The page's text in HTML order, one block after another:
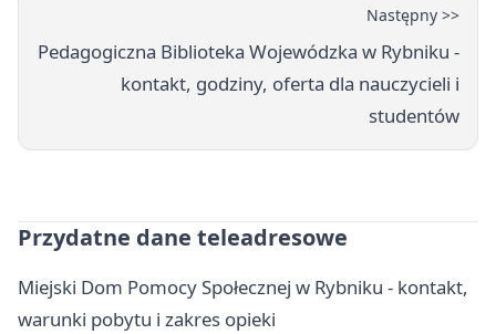
Następny >>
Pedagogiczna Biblioteka Wojewódzka w Rybniku -
kontakt, godziny, oferta dla nauczycieli i
studentów
Przydatne dane teleadresowe
Miejski Dom Pomocy Społecznej w Rybniku - kontakt,
warunki pobytu i zakres opieki